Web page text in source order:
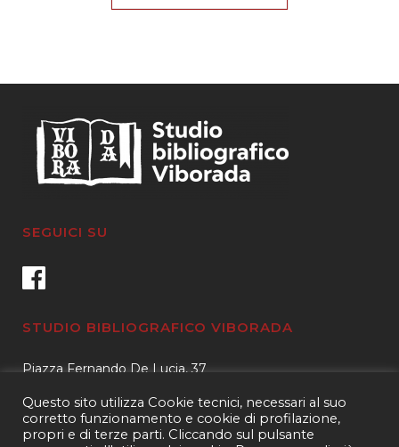
SEGUICI SU
STUDIO BIBLIOGRAFICO VIBORADA
Piazza Fernando De Lucia, 37
Tel.3400596959 – 3404632889
email.info@viborada.it
Questo sito utilizza Cookie tecnici, necessari al suo
corretto funzionamento e cookie di profilazione,
propri e di terze parti. Cliccando sul pulsante